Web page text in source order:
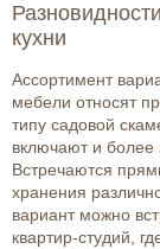
кухни
Ассортимент
мебели относят
типу садовой
включают и более
Встречаются
хранения
вариант можно
квартир-студий,